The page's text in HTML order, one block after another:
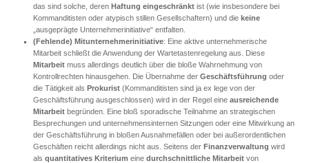
das sind solche, deren Haftung eingeschränktist (wie insbesondere bei
Kommanditisten oder atypisch stillen Gesellschaftern) und die keine
„ausgeprägte Unternehmerinitiative“ entfalten.
(Fehlende) Mitunternehmerinitiative: Eine aktive unternehmerische
Mitarbeit schließt die Anwendung der Wartetastenregelung aus. Diese
Mitarbeitmuss allerdings deutlich über die bloße Wahrnehmung von
Kontrollrechten hinausgehen. Die Übernahme der Geschäftsführung oder
die Tätigkeit als Prokurist(Kommanditisten sind ja ex lege von der
Geschäftsführung ausgeschlossen) wird in der Regel eine ausreichende
Mitarbeitbegründen. Eine bloß sporadische Teilnahme an strategischen
Besprechungen und unternehmensinternen Sitzungen oder eine Mitwirkung an
der Geschäftsführung in bloßen Ausnahmefällen oder bei außerordentlichen
Geschäften reicht allerdings nicht aus. Seitens der Finanzverwaltung wird
als quantitatives Kriterium eine durchschnittliche Mitarbeitvon